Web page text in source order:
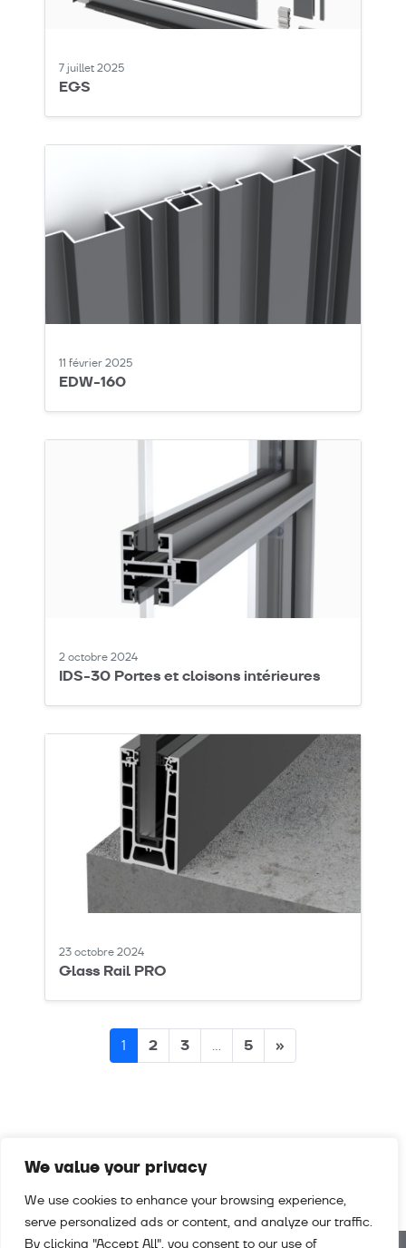
We value your privacy
We use cookies to enhance your browsing experience,
serve personalized ads or content, and analyze our traffic.
By clicking "Accept All", you consent to our use of
7 juillet 2025
EGS
11 février 2025
EDW-160
2 octobre 2024
IDS-30 Portes et cloisons intérieures
23 octobre 2024
Glass Rail PRO
Posts
navigation
1 2 3 … 5 »